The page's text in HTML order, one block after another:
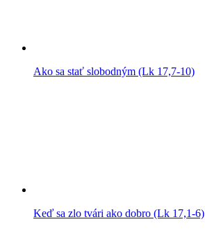
Ako sa stať slobodným (Lk 17,7-10)
Keď sa zlo tvári ako dobro (Lk 17,1-6)